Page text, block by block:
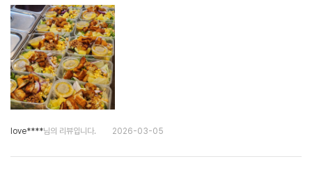
love****님의 리뷰입니다. 2026-03-05